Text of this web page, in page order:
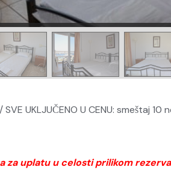
/ SVE UKLJUČENO U CENU: smeštaj
za uplatu u celosti prilikom